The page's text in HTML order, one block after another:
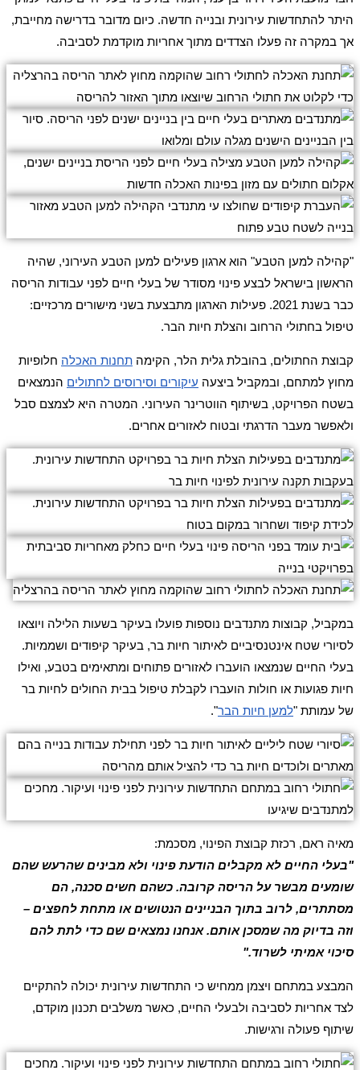
היתר להתחדשות עירונית ובנייה חדשה. כיום מדובר בדרישה מחייבת,
אך במקרה זה פעלו הצדדים מתוך אחריות מוקדמת לסביבה.
"קהילה למען הטבע" הוא ארגון פעילים למען הטבע העירוני, שהיה
הראשון בישראל לבצע פינוי מסודר של בעלי חיים לפני עבודות הריסה
כבר בשנת 2021. פעילות הארגון מתבצעת בשני מישורים מרכזיים:
טיפול בחתולי הרחוב והצלת חיות הבר.
קבוצת החתולים, בהובלת גלית הלר, הקימה תחנות האכלה חלופיות
מחוץ למתחם, ובמקביל ביצעה עיקורים וסירוסים לחתולים הנמצאים
בשטח הפרויקט, בשיתוף הווטרינר העירוני. המטרה היא לצמצם סבל
ולאפשר מעבר הדרגתי ובטוח לאזורים אחרים.
במקביל, קבוצות מתנדבים נוספות פועלו בעיקר בשעות הלילה ויוצאו
לסיורי שטח אינטנסיביים לאיתור חיות בר, בעיקר קיפודים ושממיות.
בעלי החיים שנמצאו הועברו לאזורים פתוחים ומתאימים בטבע, ואילו
חיות פגועות או חולות הועברו לקבלת טיפול בבית החולים לחיות בר
של עמותת "למען חיות הבר".
מאיה ראם, רכזת קבוצת הפינוי, מסכמת:
"בעלי החיים לא מקבלים הודעת פינוי ולא מבינים שהרעש שהם
שומעים מבשר על הריסה קרובה. כשהם חשים סכנה, הם
מסתתרים, לרוב בתוך הבניינים הנטושים או מתחת לחפצים –
וזה בדיוק מה שמסכן אותם. אנחנו נמצאים שם כדי לתת להם
סיכוי אמיתי לשרוד."
המבצע במתחם ויצמן ממחיש כי התחדשות עירונית יכולה להתקיים
לצד אחריות לסביבה ולבעלי החיים, כאשר משלבים תכנון מוקדם,
שיתוף פעולה ורגישות.